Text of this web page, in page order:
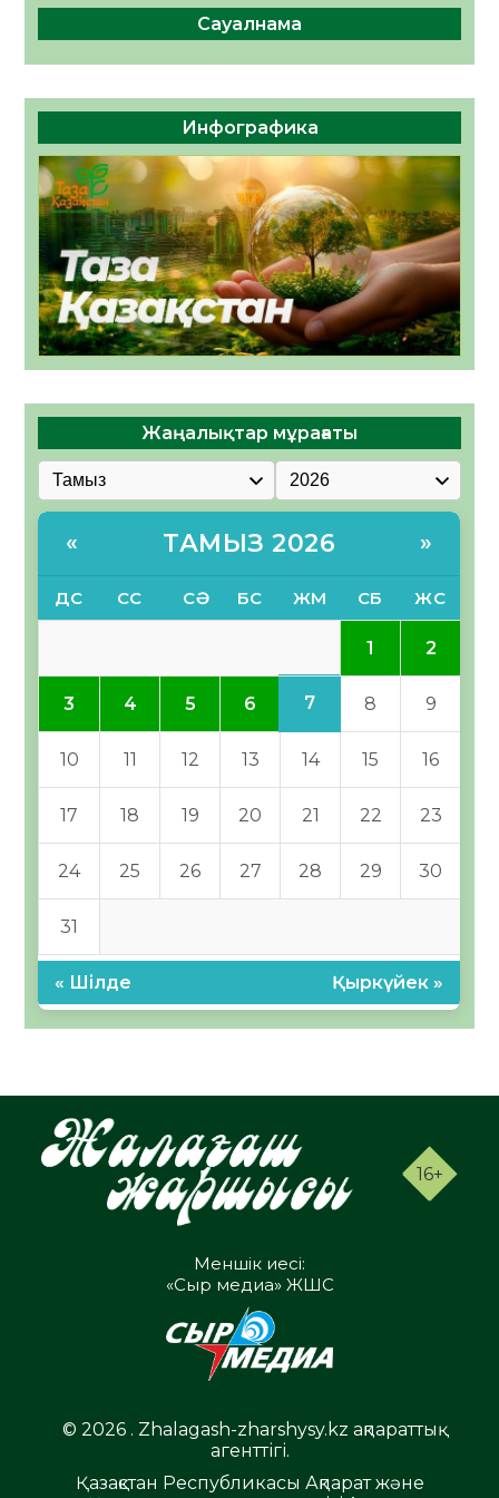
Сауалнама
Инфографика
Жаңалықтар мұрағаты
« ТАМЫЗ 2026 »
ДС СС СӘ БС ЖМ СБ ЖС
1 2
3 4 5 6 7 8 9
10 11 12 13 14 15 16
17 18 19 20 21 22 23
24 25 26 27 28 29 30
31
« Шілде Қыркүйек »
16+
Меншік иесі:
«Сыр медиа» ЖШС
© 2026 . Zhalagash-zharshysy.kz ақпараттық
агенттігі.
Қазақстан Республикасы Ақпарат және